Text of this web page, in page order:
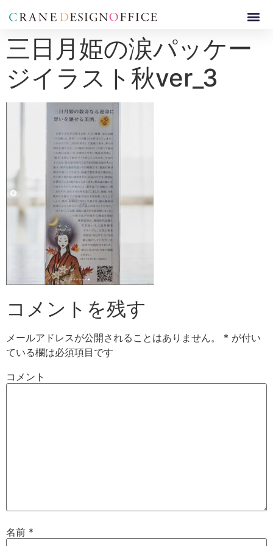
三日月姫の涙パッケー
ジイラスト秋ver_3
コメントを残す
メールアドレスが公開されることはありません。 * が付い
ている欄は必須項目です
コメント
名前 *